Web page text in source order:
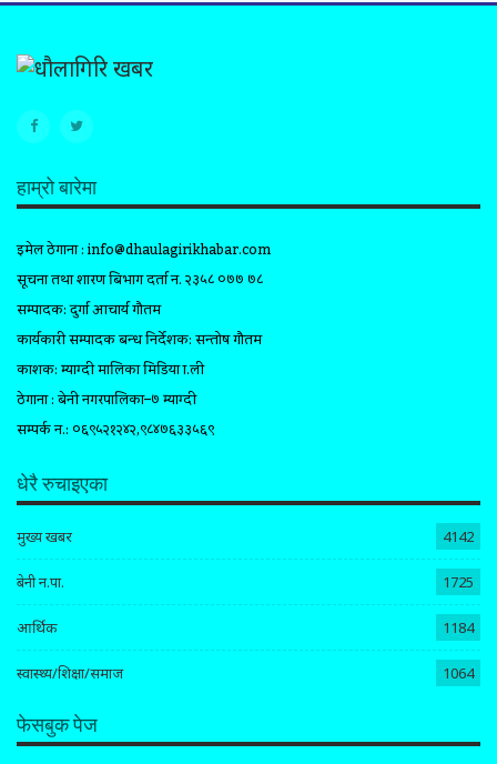
हाम्रो बारेमा
इमेल ठेगाना :info@dhaulagirikhabar.com
सूचना तथा प्रशारण बिभाग दर्ता न. २३५८ ०७७ ७८
सम्पादक: दुर्गा आचार्य गौतम
कार्यकारी सम्पादक प्रबन्ध निर्देशक: सन्तोष गौतम
प्रकाशक: म्याग्दी मालिका मिडिया प्रा.ली
ठेगाना : बेनी नगरपालिका–७ म्याग्दी
सम्पर्क न.: ०६९५२१२४२,९८४७६३३५६९
धेरै रुचाइएका
मुख्य खबर 4142
बेनी न.पा. 1725
आर्थिक 1184
स्वास्थ्य/शिक्षा/समाज 1064
फेसबुक पेज